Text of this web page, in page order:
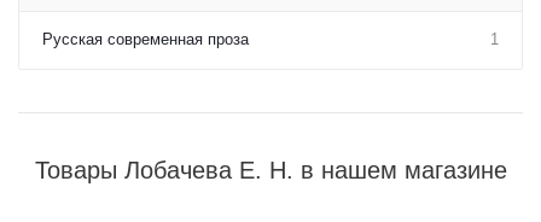
Русская современная проза 1
Товары Лобачева Е. Н. в нашем магазине